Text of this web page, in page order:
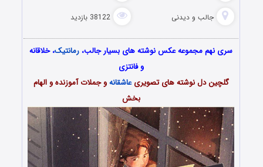
جالب و دیدنی 38122 بازدید
سری نهم مجموعه عکس نوشته های بسیار جالب، رمانتیک، خلاقانه
و فانتزی
گلچین دل نوشته های تصویریعاشقانهو جملات آموزنده و الهام
بخش